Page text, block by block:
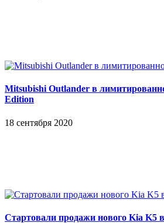
Mitsubishi Outlander в
Edition
18 сентября 2020
Стартовали продажи нового Kia K5